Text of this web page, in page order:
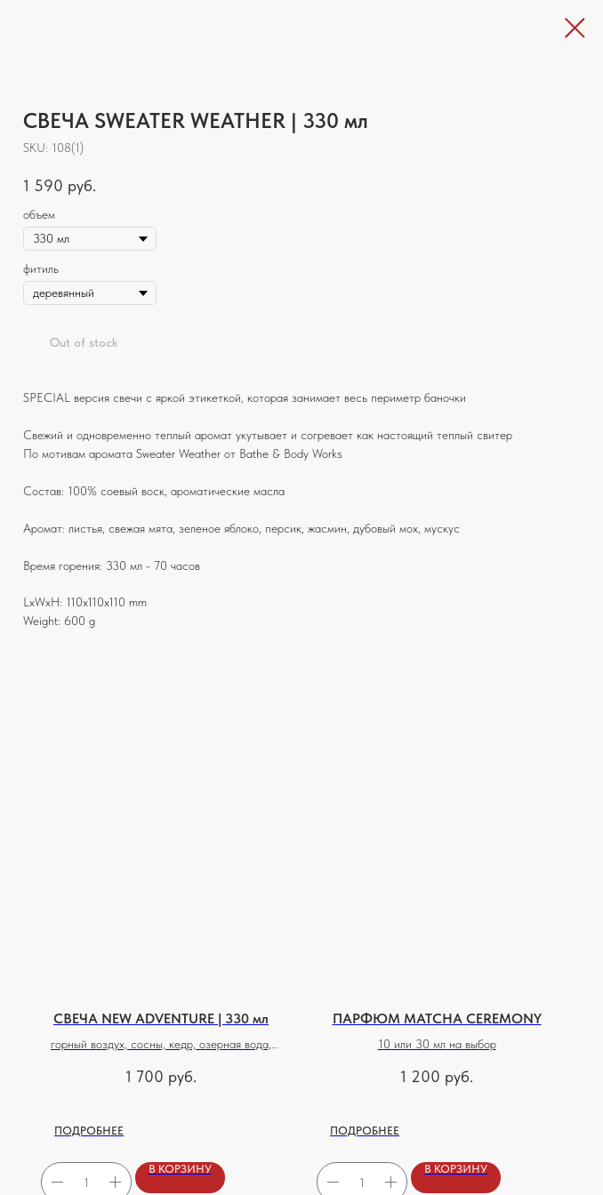
СВЕЧА SWEATER WEATHER | 330 мл
SKU: 108(1)
1 590 руб.
объем
фитиль
Out of stock
SPECIAL версия свечи с яркой этикеткой, которая занимает весь периметр баночки
Свежий и одновременно теплый аромат укутывает и согревает как настоящий теплый свитер
По мотивам аромата Sweater Weather от Bathe & Body Works
Состав: 100% соевый воск, ароматические масла
Аромат: листья, свежая мята, зеленое яблоко, персик, жасмин, дубовый мох, мускус
Время горения: 330 мл - 70 часов
LxWxH: 110x110x110 mm
Weight: 600 g
СВЕЧА NEW ADVENTURE | 330 мл
горный воздух, сосны, кедр, озерная вода,
1 700 руб.
ПОДРОБНЕЕ
В КОРЗИНУ
ПАРФЮМ MATCHA CEREMONY
10 или 30 мл на выбор
1 200 руб.
ПОДРОБНЕЕ
В КОРЗИНУ